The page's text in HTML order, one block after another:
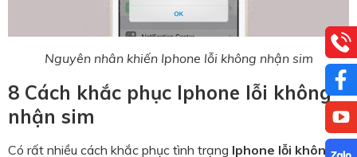
Nguyên nhân khiến Iphone lỗi không nhận sim
8 Cách khắc phục Iphone lỗi không
nhận sim
Có rất nhiều cách khắc phục tình trạng Iphone lỗi không